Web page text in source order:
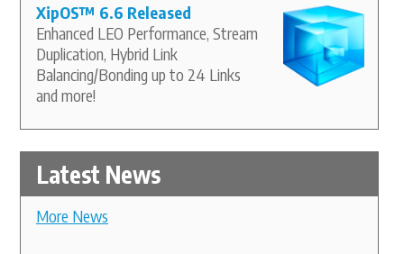
XipOS™ 6.6 Released
Enhanced LEO Performance, Stream
Duplication, Hybrid Link
Balancing/Bonding up to 24 Links
and more!
Latest News
More News